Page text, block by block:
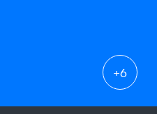
+6